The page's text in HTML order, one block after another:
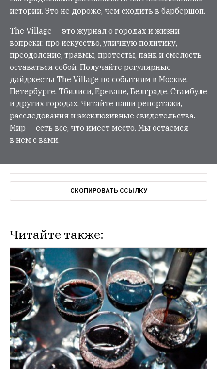
истории. Это не дороже, чем сходить в барбершоп.
The Village — это журнал о городах и жизни
вопреки: про искусство, уличную политику,
преодоление, травмы, протесты, панк и смелость
оставаться собой. Получайте регулярные
дайджесты The Village по событиям в Москве,
Петербурге, Тбилиси, Ереване, Белграде, Стамбуле
и других городах. Читайте наши репортажи,
расследования и эксклюзивные свидетельства.
Мир — есть все, что имеет место. Мы остаемся
в нем с вами.
СКОПИРОВАТЬ ССЫЛКУ
Читайте также: